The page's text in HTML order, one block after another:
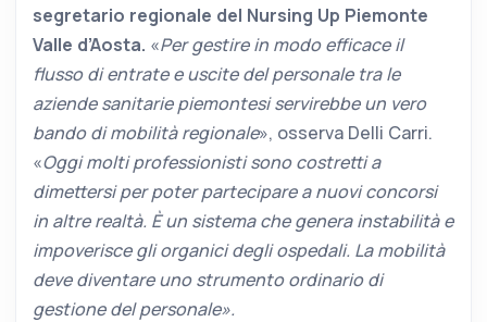
segretario regionale del Nursing Up Piemonte
Valle d’Aosta. «Per gestire in modo efficace il
flusso di entrate e uscite del personale tra le
aziende sanitarie piemontesi servirebbe un vero
bando di mobilità regionale», osserva Delli Carri.
«Oggi molti professionisti sono costretti a
dimettersi per poter partecipare a nuovi concorsi
in altre realtà. È un sistema che genera instabilità e
impoverisce gli organici degli ospedali. La mobilità
deve diventare uno strumento ordinario di
gestione del personale».